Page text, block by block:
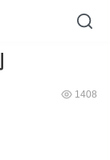
1408